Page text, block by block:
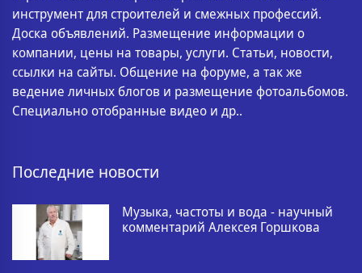
инструмент для строителей и смежных профессий.
Доска объявлений. Размещение информации о
компании, цены на товары, услуги. Статьи, новости,
ссылки на сайты. Общение на форуме, а так же
ведение личных блогов и размещение фотоальбомов.
Специально отобранные видео и др..
Последние новости
Музыка, частоты и вода - научный
комментарий Алексея Горшкова